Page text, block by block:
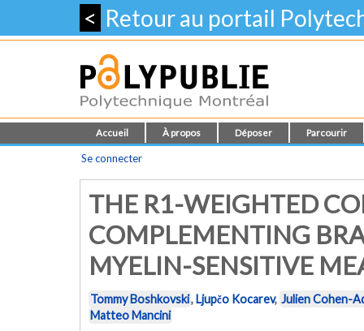
< Retour au portail
Accueil À propos Déposer Parcourir
Se connecter
THE R1-WEIGHTED
COMPLEMENTING
MYELIN-SENSITIVE
Tommy Boshkovski,Ljupčo Kocarev, Julien Cohen-
Matteo Mancini